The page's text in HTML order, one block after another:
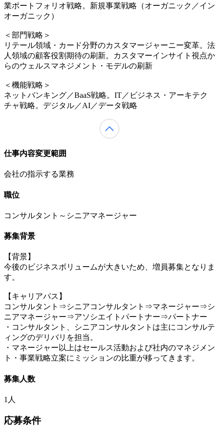
業ポートフォリオ戦略。新規事業戦略（オーガニック／イン
オーガニック）
＜部門戦略＞
リテール領域・カード分野のカスタマージャーニー変革。法
人領域の顧客役割期待の刷新。カスタマーインサイト視点か
らのウェルスマネジメント・モデルの刷新
＜機能戦略＞
ネットバンキング／BaaS戦略。IT／ビジネス・アーキテク
チャ戦略。デジタル／AI／データ戦略
仕事内容変更範囲
会社の指示する業務
職位
コンサルタント～シニアマネージャー
募集背景
【背景】
今後のビジネスボリュームが大きいため、増員募集となりま
す。
【キャリアパス】
コンサルタント⇒シニアコンサルタント⇒マネージャー⇒シ
ニアマネージャー⇒アソシエイトパートナー⇒パートナー
・コンサルタント、シニアコンサルタントは主にコンサルテ
ィングのデリバリを担当。
・マネージャー以上はセールス活動および社内のマネジメン
ト・事業戦略立案にミッションの比重が移ってきます。
募集人数
1人
応募条件